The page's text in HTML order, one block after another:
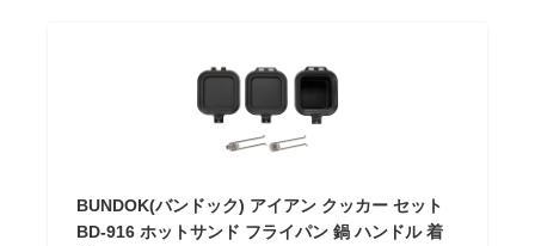
BUNDOK(バンドック) アイアン クッカー セット
BD-916 ホットサンド フライパン 鍋 ハンドル 着